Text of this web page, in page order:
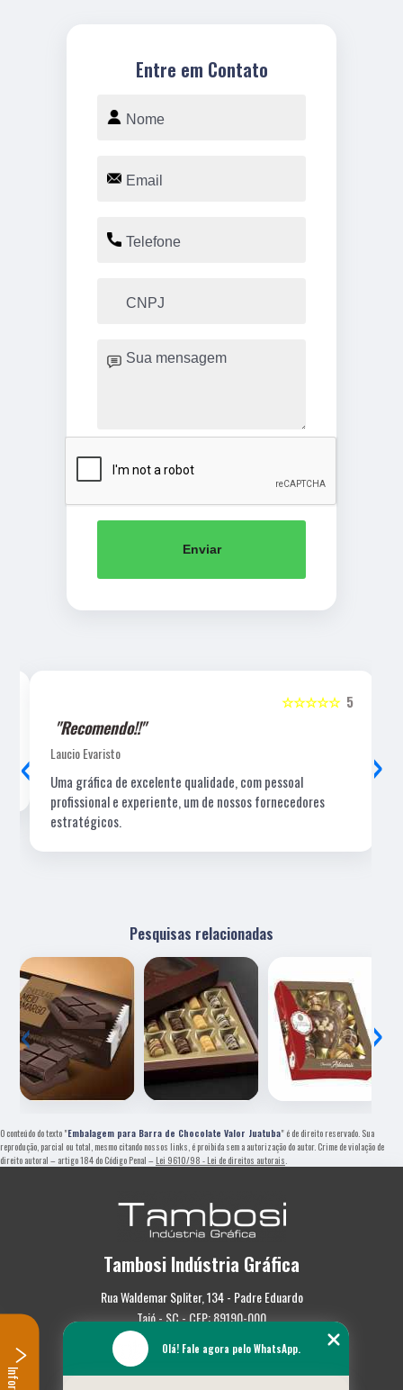
Entre em Contato
Enviar
5
☆☆☆☆☆
"Recomendo!!"
Laucio Evaristo
Uma gráfica de excelente qualidade, com pessoal
profissional e experiente, um de nossos fornecedores
estratégicos.
‹ ›
Pesquisas relacionadas
‹ ›
O conteúdo do texto "Embalagem para Barra de Chocolate Valor Juatuba" é de direito reservado. Sua
reprodução, parcial ou total, mesmo citando nossos links, é proibida sem a autorização do autor. Crime de violação de
direito autoral – artigo 184 do Código Penal – Lei 9610/98 - Lei de direitos autorais
Tambosi Indústria Gráfica
Rua Waldemar Spliter, 134 - Padre Eduardo
Taió - SC - CEP: 89190-000
(47) 3562-0587
Olá! Fale agora pelo WhatsApp.